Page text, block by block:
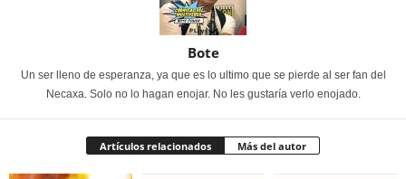
Bote
Un ser lleno de esperanza, ya que es lo ultimo que se pierde al ser fan del
Necaxa. Solo no lo hagan enojar. No les gustaría verlo enojado.
Artículos relacionados Más del autor